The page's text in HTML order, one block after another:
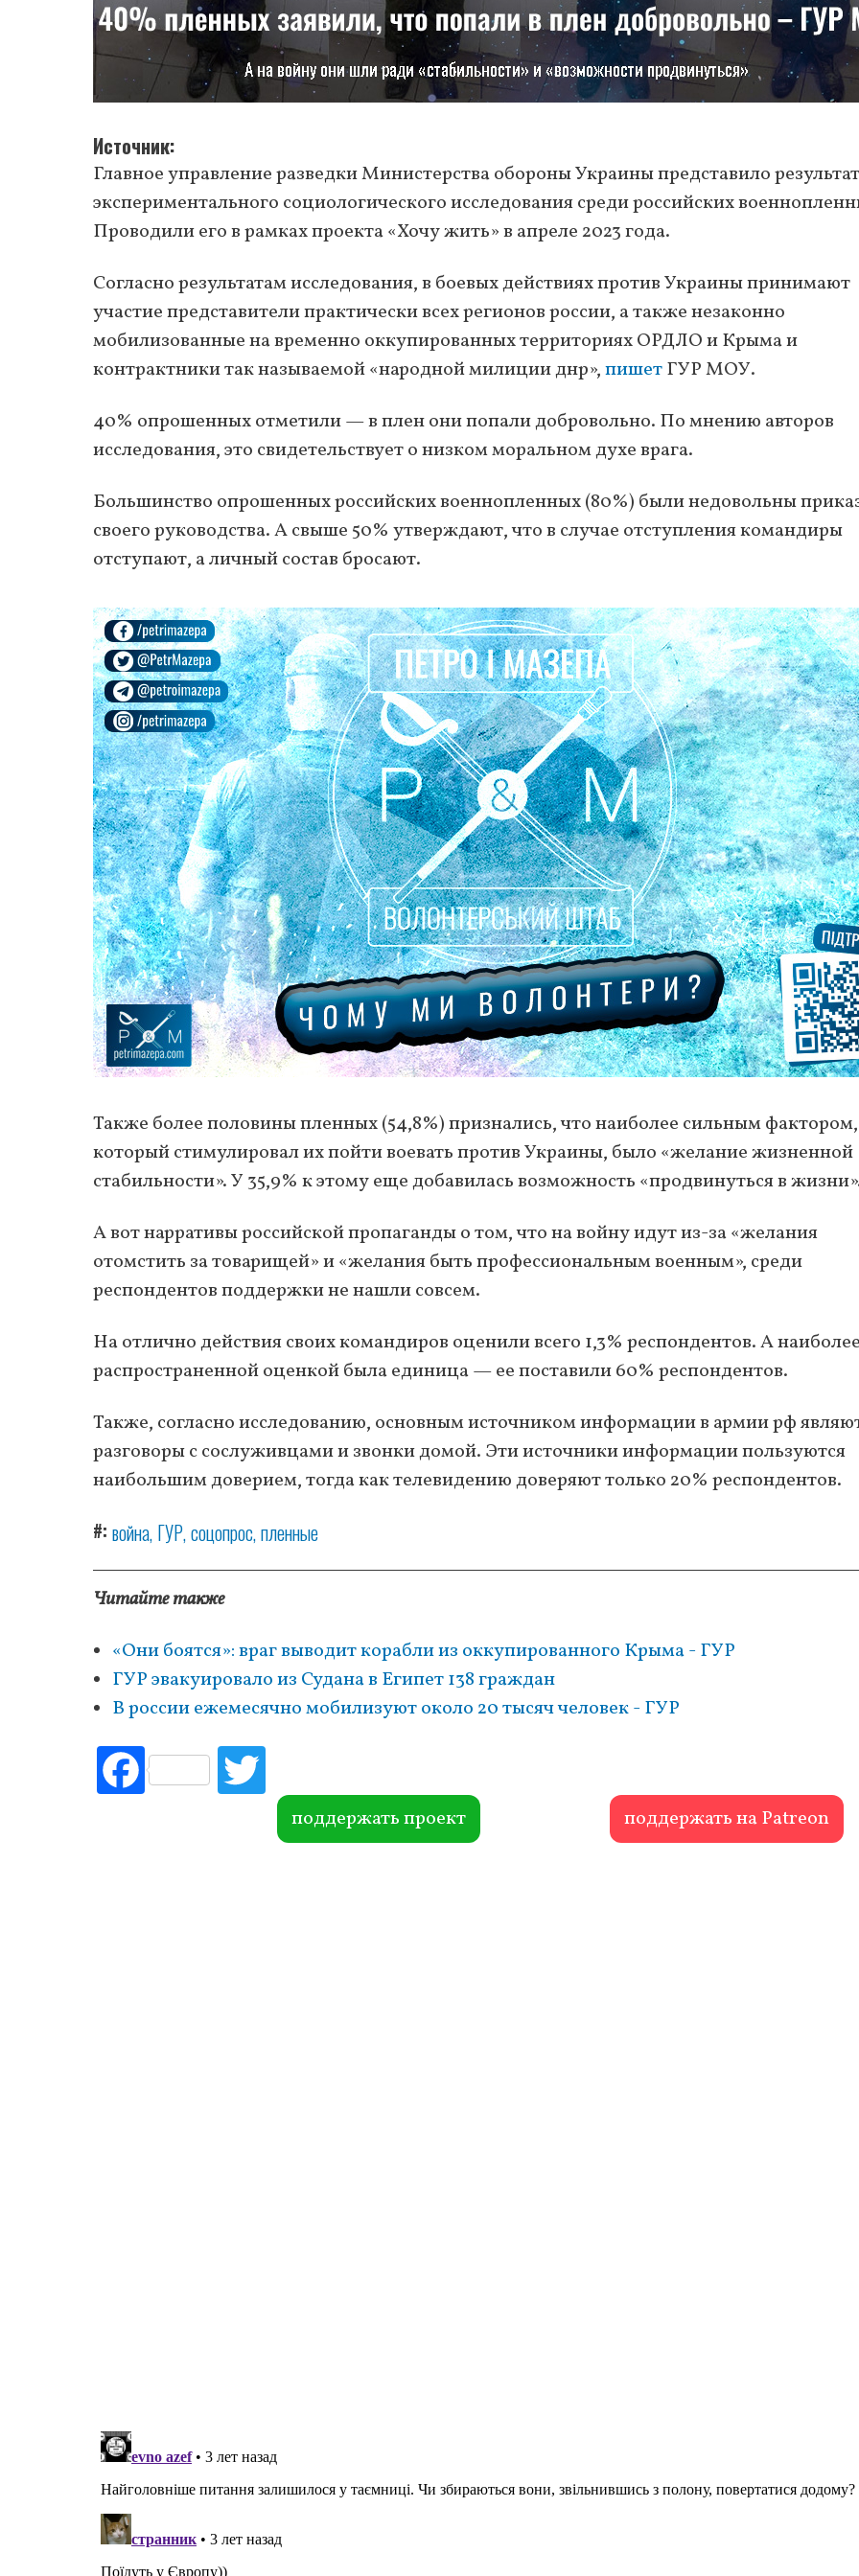
Источник
Главное управление разведки Министерства обороны Украины представило
экспериментального социологического исследования среди российских
Проводили его в рамках проекта «Хочу жить» в апреле 2023 года.
Согласно результатам исследования, в боевых действиях против Украины принимают
участие представители практически всех регионов россии, а также незаконно
мобилизованные на временно оккупированных территориях ОРДЛО и Крыма и
контрактники так называемой «народной милиции днр»,пишетГУР МОУ.
40% опрошенных отметили — в плен они попали добровольно. По мнению авторов
исследования, это свидетельствует о низком моральном духе врага.
Большинство опрошенных российских военнопленных (80%) были недовольны
своего руководства. А свыше 50% утверждают, что в случае отступления командиры
отступают, а личный состав бросают.
Также более половины пленных (54,8%) признались, что наиболее сильным фактором,
который стимулировал их пойти воевать против Украины, было «желание жизненной
стабильности». У 35,9% к этому еще добавилась возможность «продвинуться в
А вот нарративы российской пропаганды о том, что на войну идут из-за «желания
отомстить за товарищей» и «желания быть профессиональным военным», среди
респондентов поддержки не нашли совсем.
На отлично действия своих командиров оценили всего 1,3% респондентов. А
распространенной оценкой была единица — ее поставили 60% респондентов.
Также, согласно исследованию, основным источником информации в армии рф
разговоры с сослуживцами и звонки домой. Эти источники информации пользуются
наибольшим доверием, тогда как телевидению доверяют только 20% респондентов.
# война ГУР соцопрос пленные
Читайте также
«Они боятся»: враг выводит корабли из оккупированного Крыма - ГУР
ГУР эвакуировало из Судана в Египет 138 граждан
В россии ежемесячно мобилизуют около 20 тысяч человек - ГУР
Fac
ebo itte
r поддержать проект поддержать на Patreon